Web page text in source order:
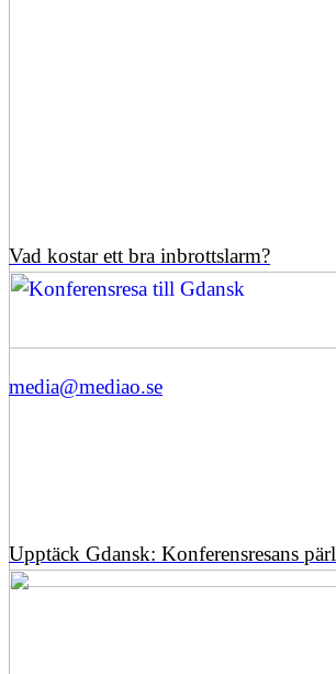
Vad kostar ett bra inbrottslarm?
Upptäck Gdansk: Konferensresans
media@mediao.se